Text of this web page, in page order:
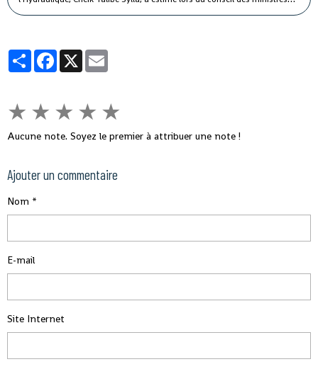
jeudi que le "potentiel des ressources en eau du pays est estimé à 226
PartagerFacebook
X
★ ★ ★ ★ ★
Aucune note. Soyez le premier à attribuer une note !
Ajouter un commentaire
Nom
E-mail
Site Internet